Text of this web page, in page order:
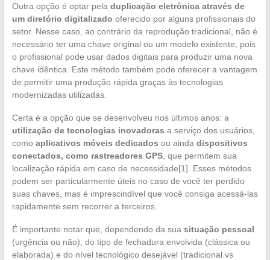
Outra opção é optar pela duplicação eletrônica através de
um diretório digitalizado oferecido por alguns profissionais do
setor. Nesse caso, ao contrário da reprodução tradicional, não é
necessário ter uma chave original ou um modelo existente, pois
o profissional pode usar dados digitais para produzir uma nova
chave idêntica. Este método também pode oferecer a vantagem
de permitir uma produção rápida graças às tecnologias
modernizadas utilizadas.
Certa é a opção que se desenvolveu nos últimos anos: a
utilização de tecnologias inovadoras a serviço dos usuários,
como aplicativos móveis dedicados ou ainda dispositivos
conectados, como rastreadores GPS, que permitem sua
localização rápida em caso de necessidade[1]. Esses métodos
podem ser particularmente úteis no caso de você ter perdido
suas chaves, mas é imprescindível que você consiga acessá-las
rapidamente sem recorrer a terceiros.
É importante notar que, dependendo da sua situação pessoal
(urgência ou não), do tipo de fechadura envolvida (clássica ou
elaborada) e do nível tecnológico desejável (tradicional vs